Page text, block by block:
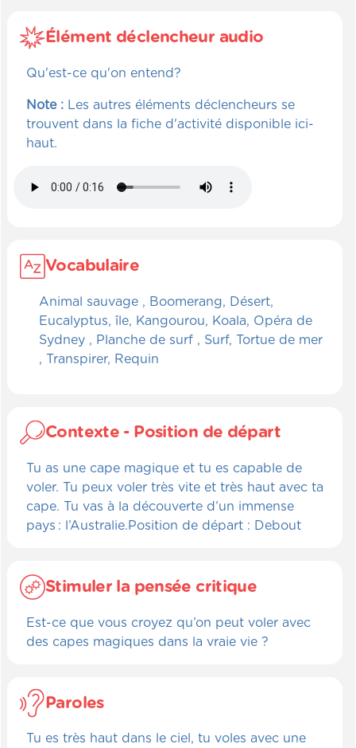
Élément déclencheur audio
Qu'est-ce qu'on entend?
Note : Les autres éléments déclencheurs se
trouvent dans la fiche d'activité disponible ici-
haut.
Vocabulaire
Animal sauvage , Boomerang, Désert,
Eucalyptus, île, Kangourou, Koala, Opéra de
Sydney , Planche de surf , Surf, Tortue de mer
, Transpirer, Requin
Contexte - Position de départ
Tu as une cape magique et tu es capable de
voler. Tu peux voler très vite et très haut avec ta
cape. Tu vas à la découverte d’un immense
pays : l’Australie.Position de départ : Debout
Stimuler la pensée critique
Est-ce que vous croyez qu’on peut voler avec
des capes magiques dans la vraie vie ?
Paroles
Tu es très haut dans le ciel, tu voles avec une